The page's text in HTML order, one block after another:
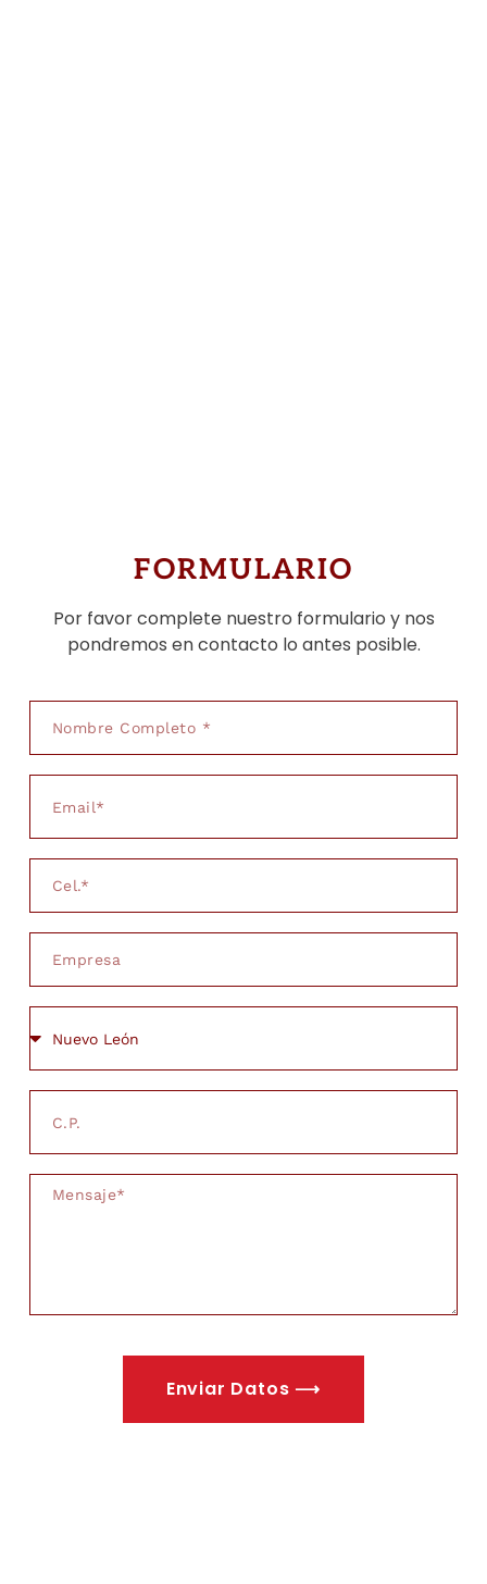
FORMULARIO
Por favor complete nuestro formulario y nos
pondremos en contacto lo antes posible.
Enviar Datos ⟶